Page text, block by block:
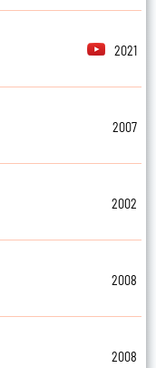
2021
2007
2002
2008
2008